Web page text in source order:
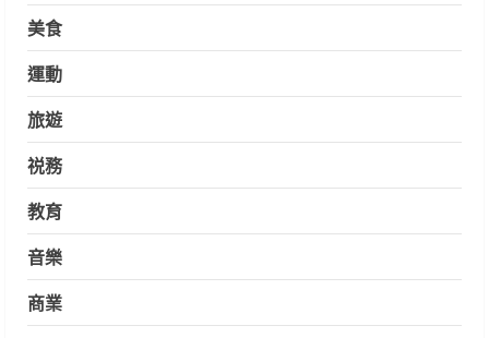
美食
運動
旅遊
祱務
教育
音樂
商業